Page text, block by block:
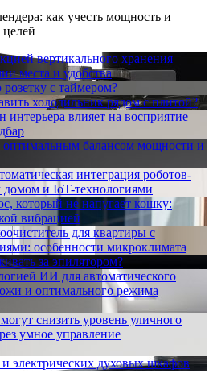
как учесть мощность и
целей
вертикального хранения
места и удобства
с таймером?
холодильник рядом с плитой?
интерьера влияет на восприятие
оптимальным балансом мощности и
интеграция роботов-
и IoT-технологиями
который не напугает кошку:
вибрацией
для квартиры с
особенности микроклимата
за эпилятором?
ИИ для автоматического
и оптимального режима
снизить уровень уличного
умное управление
электрических духовых шкафов